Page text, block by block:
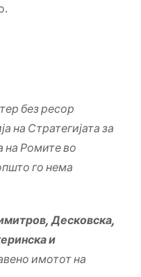
без ресор
на Стратегијата за
на Ромите во
го нема
Десковска,
и
имотот на